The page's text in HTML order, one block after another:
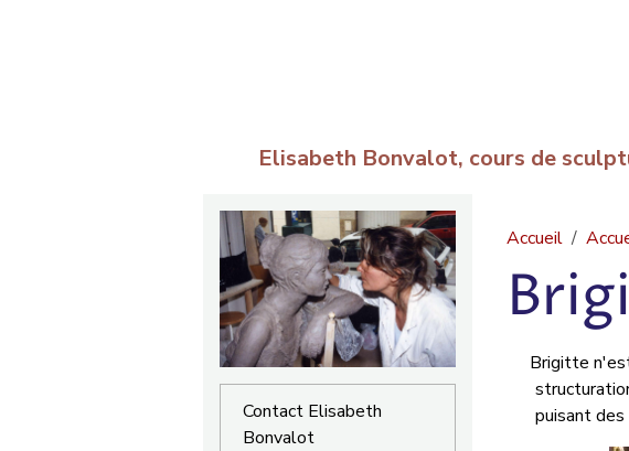
Elisabeth Bonvalot, cours de
Accueil
Brigitte
puisant des
Contact Elisabeth
Bonvalot